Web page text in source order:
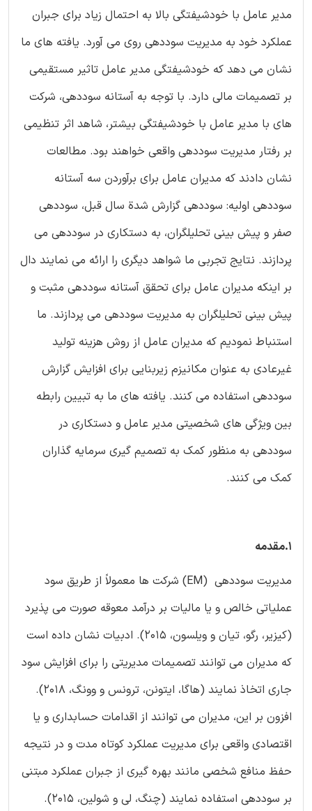
مدیر عامل با خودشیفتگی بالا به احتمال زیاد برای جبران
عملکرد خود به مدیریت سوددهی روی می آورد. یافته های ما
نشان می دهد که خودشیفتگی مدیر عامل تاثیر مستقیمی
بر تصمیمات مالی دارد. با توجه به آستانه سوددهی، شرکت
های با مدیر عامل با خودشیفتگی بیشتر، شاهد اثر تنظیمی
بر رفتار مدیریت سوددهی واقعی خواهند بود. مطالعات
نشان دادند که مدیران عامل برای برآوردن سه آستانه
سوددهی اولیه: سوددهی گزارش شدة سال قبل، سوددهی
صفر و پیش بینی تحلیلگران، به دستکاری در سوددهی می
پردازند. نتایج تجربی ما شواهد دیگری را ارائه می نمایند دال
بر اینکه مدیران عامل برای تحقق آستانه سوددهی مثبت و
پیش بینی تحلیلگران به مدیریت سوددهی می پردازند. ما
استنباط نمودیم که مدیران عامل از روش هزینه تولید
غیرعادی به عنوان مکانیزم زیربنایی برای افزایش گزارش
سوددهی استفاده می کنند. یافته های ما به تبیین رابطه
بین ویژگی های شخصیتی مدیر عامل و دستکاری در
سوددهی به منظور کمک به تصمیم گیری سرمایه گذاران
کمک می کنند.
1.مقدمه
مدیریت سوددهی (EM) شرکت ها معمولاً از طریق سود
عملیاتی خالص و یا مالیات بر درآمد معوقه صورت می پذیرد
(کیزیر، رگو، تیان و ویلسون، 2015). ادبیات نشان داده است
که مدیران می توانند تصمیمات مدیریتی را برای افزایش سود
جاری اتخاذ نمایند (هاگا، ایتونن، ترونس و وونگ، 2018).
افزون بر این، مدیران می توانند از اقدامات حسابداری و یا
اقتصادی واقعی برای مدیریت عملکرد کوتاه مدت و در نتیجه
حفظ منافع شخصی مانند بهره گیری از جبران عملکرد مبتنی
بر سوددهی استفاده نمایند (چنگ، لی و شولین، 2015).